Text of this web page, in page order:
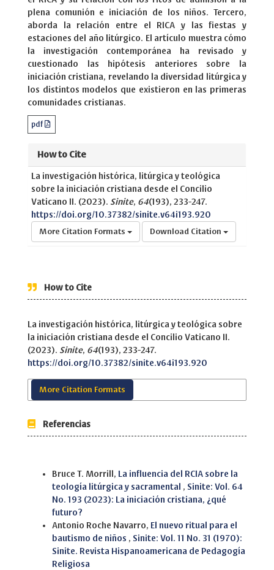
plena comunión e iniciación de los niños. Tercero,
aborda la relación entre el RICA y las fiestas y
estaciones del año litúrgico. El artículo muestra cómo
la investigación contemporánea ha revisado y
cuestionado las hipótesis anteriores sobre la
iniciación cristiana, revelando la diversidad litúrgica y
los distintos modelos que existieron en las primeras
comunidades cristianas.
pdf
How to Cite
La investigación histórica, litúrgica y teológica
sobre la iniciación cristiana desde el Concilio
Vaticano II. (2023). Sinite, 64(193), 233-247.
https://doi.org/10.37382/sinite.v64i193.920
More Citation Formats Download Citation
How to Cite
La investigación histórica, litúrgica y teológica sobre
la iniciación cristiana desde el Concilio Vaticano II.
(2023). Sinite, 64(193), 233-247.
https://doi.org/10.37382/sinite.v64i193.920
More Citation Formats
Referencias
Bruce T. Morrill, La influencia del RCIA sobre la
teología litúrgica y sacramental , Sinite: Vol. 64
No. 193 (2023): La iniciación cristiana, ¿qué
futuro?
Antonio Roche Navarro, El nuevo ritual para el
bautismo de niños , Sinite: Vol. 11 No. 31 (1970):
Sinite. Revista Hispanoamericana de Pedagogía
Religiosa